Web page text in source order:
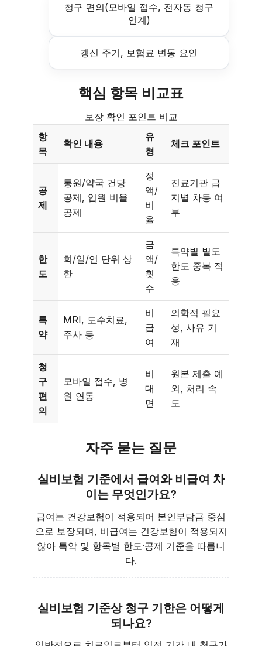
청구 편의(모바일 접수, 전자동 청구
연계)
갱신 주기, 보험료 변동 요인
핵심 항목 비교표
보장 확인 포인트 비교
항
목
확인 내용
유
형
체크 포인트
공
제
통원/약국 건당
공제, 입원 비율
공제
정
액/
비
율
진료기관 급
지별 차등 여
부
한
도
회/일/연 단위 상
한
금
액/
횟
수
특약별 별도
한도 중복 적
용
특
약
MRI, 도수치료,
주사 등
비
급
여
의학적 필요
성, 사유 기
재
청
구
편
의
모바일 접수, 병
원 연동
비
대
면
원본 제출 예
외, 처리 속
도
자주 묻는 질문
실비보험 기준에서 급여와 비급여 차
이는 무엇인가요?
급여는 건강보험이 적용되어 본인부담금 중심
으로 보장되며, 비급여는 건강보험이 적용되지
않아 특약 및 항목별 한도·공제 기준을 따릅니
다.
실비보험 기준상 청구 기한은 어떻게
되나요?